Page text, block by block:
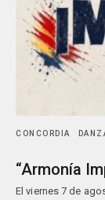
CONCORDIA
“Armonía
El viernes 7 de